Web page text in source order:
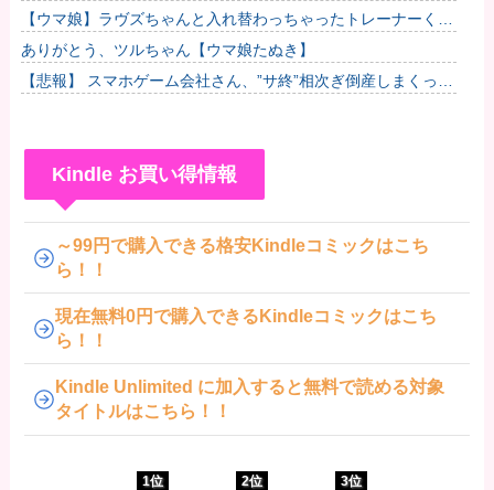
【ウマ娘】ラヴズちゃんと入れ替わっちゃったトレーナーくん
57話目
ありがとう、ツルちゃん【ウマ娘たぬき】
【悲報】 スマホゲーム会社さん、”サ終”相次ぎ倒産しまくって
Kindle お買い得情報
～99円で購入できる格安Kindleコミックはこち
ら！！
現在無料0円で購入できるKindleコミックはこち
ら！！
Kindle Unlimited に加入すると無料で読める対象
タイトルはこちら！！
1位 2位 3位